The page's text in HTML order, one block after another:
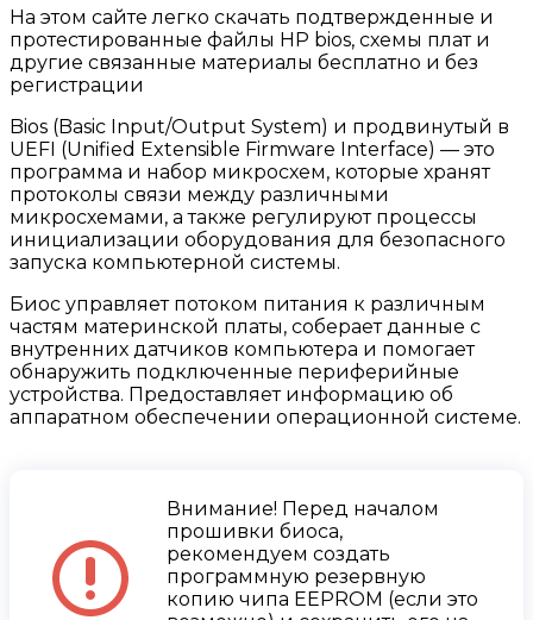
На этом сайте легко скачать подтвержденные и
протестированные файлы HP bios, схемы плат и
другие связанные материалы бесплатно и без
регистрации
Bios (Basic Input/Output System) и продвинутый в
UEFI (Unified Extensible Firmware Interface) — это
программа и набор микросхем, которые хранят
протоколы связи между различными
микросхемами, а также регулируют процессы
инициализации оборудования для безопасного
запуска компьютерной системы.
Биос управляет потоком питания к различным
частям материнской платы, соберает данные с
внутренних датчиков компьютера и помогает
обнаружить подключенные периферийные
устройства. Предоставляет информацию об
аппаратном обеспечении операционной системе.
Внимание! Перед началом
прошивки биоса,
рекомендуем создать
программную резервную
копию чипа EEPROM (если это